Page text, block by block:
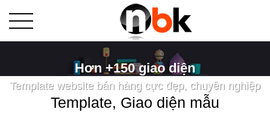
Hơn +150 giao diện
Template website bán hàng cực đẹp, chuyên nghiệp
Template, Giao diện mẫu